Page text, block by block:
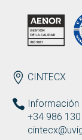
ENDEREZO ES
CINTECX
Información
+34 986